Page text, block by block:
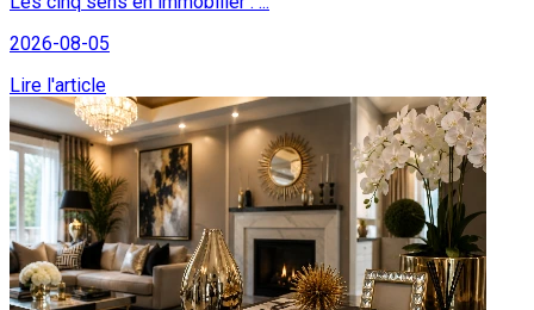
2026-08-05
Lire l'article